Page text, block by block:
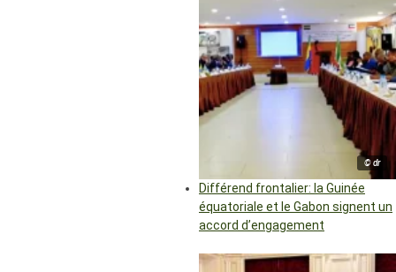
© dr
Différend frontalier: la Guinée
équatoriale et le Gabon signent un
accord d’engagement